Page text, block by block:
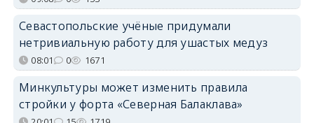
Севастопольские учёные придумали
нетривиальную работу для ушастых медуз
08:01 0 1671
Минкультуры может изменить правила
стройки у форта «Северная Балаклава»